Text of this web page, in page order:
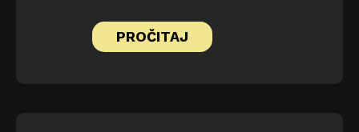
PROČITAJ